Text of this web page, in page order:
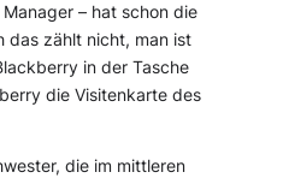
– hat schon die
das zählt nicht, man ist
in der Tasche
die Visitenkarte des
die im mittleren